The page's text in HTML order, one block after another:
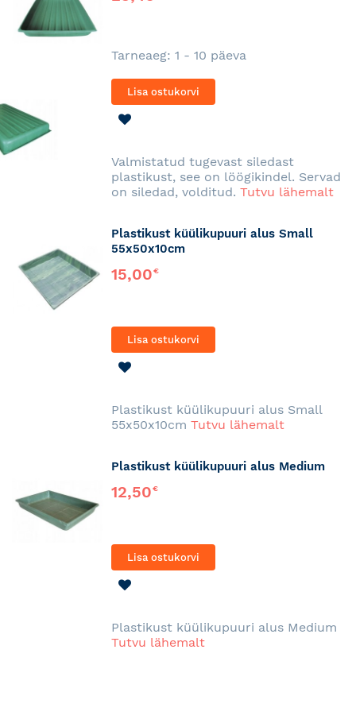
Tarneaeg: 1 - 10 päeva
Lisa ostukorvi
Valmistatud tugevast siledast
plastikust, see on löögikindel. Servad
on siledad, volditud. Tutvu lähemalt
Plastikust küülikupuuri alus Small
55x50x10cm
15,00€
Lisa ostukorvi
Plastikust küülikupuuri alus Small
55x50x10cm Tutvu lähemalt
Plastikust küülikupuuri alus Medium
12,50€
Lisa ostukorvi
Plastikust küülikupuuri alus Medium
Tutvu lähemalt